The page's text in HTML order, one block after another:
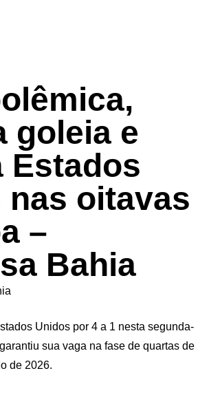
goleia e
Estados
nas oitavas
–
Bahia
Unidos por 4 a 1 nesta segunda-
sua vaga na fase de quartas de
de 2026.